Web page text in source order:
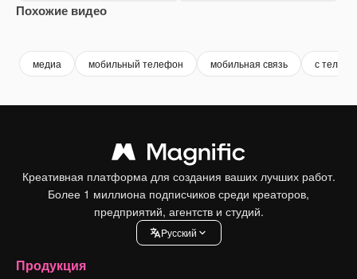
Похожие видео
медиа мобильный телефон мобильная связь с
Креативная платформа для создания ваших лучших работ.
Более 1 миллиона подписчиков среди креаторов,
предприятий, агентств и студий.
Pусский
Продукция